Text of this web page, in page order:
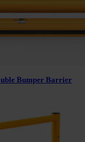
Bumper Barrier